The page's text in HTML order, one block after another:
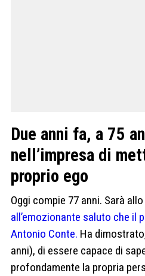
Due anni fa, a 75
nell’impresa di
proprio ego
Oggi compie 77 anni. Sarà
all’emozionante saluto che il
Antonio Conte. Ha
anni), di essere capace di
profondamente la propria